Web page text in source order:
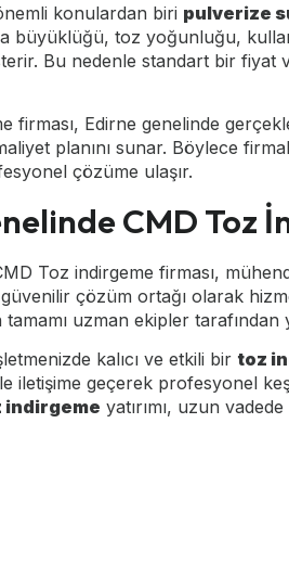
konulardan biri pulverize
büyüklüğü, toz yoğunluğu,
Bu nedenle standart bir fiyat
firması, Edirne genelinde
planını sunar. Böylece
çözüme ulaşır.
CMD Toz
Toz indirgeme firması,
çözüm ortağı olarak
tamamı uzman ekipler
kalıcı ve etkili bir toz
iletişime geçerek profesyonel
indirgeme yatırımı, uzun